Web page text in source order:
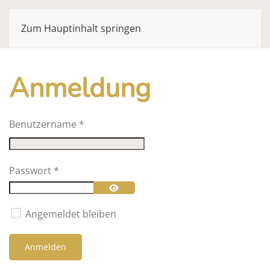
Zum Hauptinhalt springen
Anmeldung
Benutzername *
Passwort *
Passwort anzeigen
Angemeldet bleiben
Anmelden